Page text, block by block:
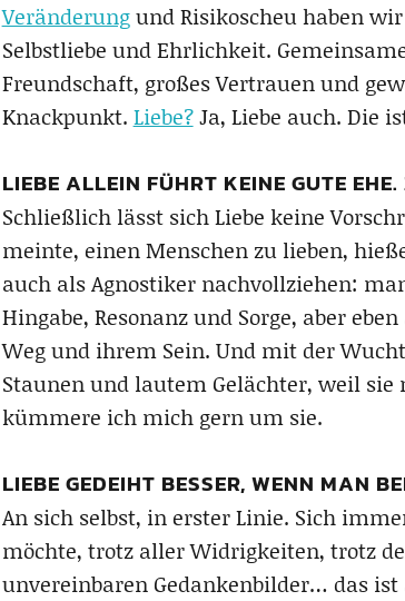
Veränderungund Risikoscheu haben
Selbstliebe und Ehrlichkeit.
Freundschaft, großes Vertrauen und
Knackpunkt. Liebe?Ja, Liebe auch. Die
LIEBE ALLEIN FÜHRT KEINE GUTE
Schließlich lässt sich Liebe keine
meinte, einen Menschen zu lieben,
auch als Agnostiker nachvollziehen:
Hingabe, Resonanz und Sorge, aber
Weg und ihrem Sein. Und mit der
Staunen und lautem Gelächter, weil
kümmere ich mich gern um sie.
LIEBE GEDEIHT BESSER, WENN MAN
An sich selbst, in erster Linie. Sich
möchte, trotz aller Widrigkeiten, trotz
unvereinbaren Gedankenbilder… das